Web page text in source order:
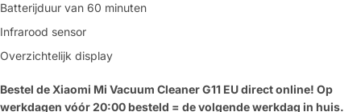
Batterijduur van 60 minuten
Infrarood sensor
Overzichtelijk display
Bestel de Xiaomi Mi Vacuum Cleaner G11 EU direct online! Op
werkdagen vóór 20:00 besteld = de volgende werkdag in huis.